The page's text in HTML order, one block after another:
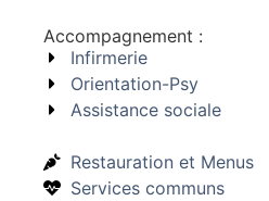
Accompagnement :
Infirmerie
Orientation-Psy
Assistance sociale
Restauration et Menus
Services communs